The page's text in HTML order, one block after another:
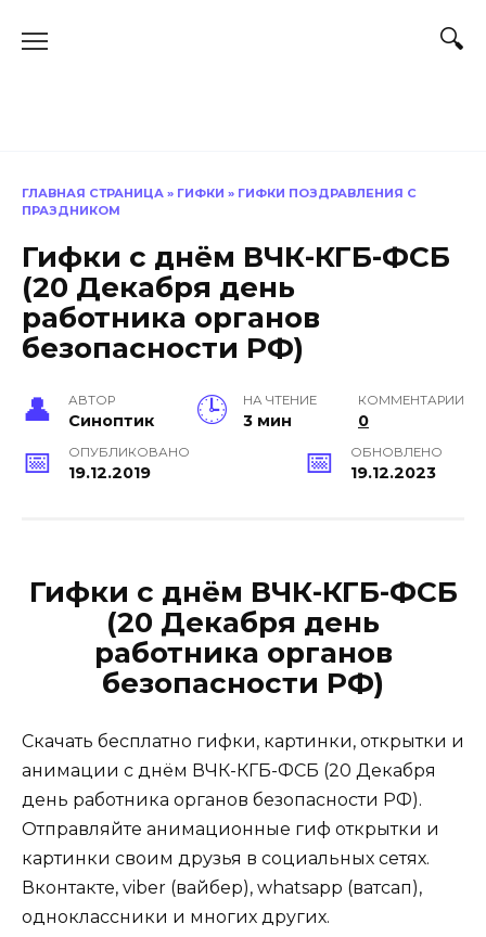
ГЛАВНАЯ СТРАНИЦА » ГИФКИ » ГИФКИ ПОЗДРАВЛЕНИЯ С
ПРАЗДНИКОМ
Гифки с днём ВЧК-КГБ-ФСБ
(20 Декабря день
работника органов
безопасности РФ)
АВТОР
Синоптик
НА ЧТЕНИЕ
3 мин
КОММЕНТАРИИ
0
ОПУБЛИКОВАНО
19.12.2019
ОБНОВЛЕНО
19.12.2023
Гифки с днём ВЧК-КГБ-ФСБ
(20 Декабря день
работника органов
безопасности РФ)
Скачать бесплатно гифки, картинки, открытки и
анимации с днём ВЧК-КГБ-ФСБ (20 Декабря
день работника органов безопасности РФ).
Отправляйте анимационные гиф открытки и
картинки своим друзья в социальных сетях.
Вконтакте, viber (вайбер), whatsapp (ватсап),
одноклассники и многих других.